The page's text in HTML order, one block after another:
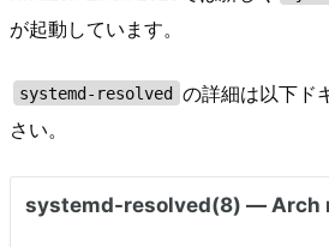
が起動しています。
systemd-resolved
の詳細は以下ド
さい。